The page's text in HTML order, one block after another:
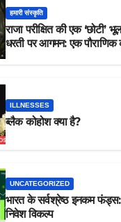
हमारी संस्कृति
राजा परीक्षित की एक
धरती पर आगमन: एक पौराणिक
ILLNESSES
ब्लैक कोहोश क्या है?
UNCATEGORIZED
भारत के सर्वश्रेष्ठ इनकम
निवेश विकल्प